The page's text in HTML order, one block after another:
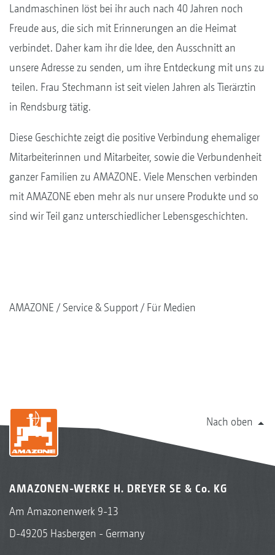
Landmaschinen löst bei ihr auch nach 40 Jahren noch
Freude aus, die sich mit Erinnerungen an die Heimat
verbindet. Daher kam ihr die Idee, den Ausschnitt an
unsere Adresse zu senden, um ihre Entdeckung mit uns zu
teilen. Frau Stechmann ist seit vielen Jahren als Tierärztin
in Rendsburg tätig.
Diese Geschichte zeigt die positive Verbindung ehemaliger
Mitarbeiterinnen und Mitarbeiter, sowie die Verbundenheit
ganzer Familien zu AMAZONE. Viele Menschen verbinden
mit AMAZONE eben mehr als nur unsere Produkte und so
sind wir Teil ganz unterschiedlicher Lebensgeschichten.
AMAZONE Service & Support Für Medien
Nach oben
AMAZONEN-WERKE H. DREYER SE & Co. KG
Am Amazonenwerk 9-13
D-49205 Hasbergen - Germany